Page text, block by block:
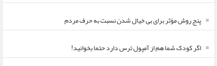
پنج روش مؤثر برای بی خیال شدن نسبت به حرف مردم
اگر کودک شما هم از آمپول ترس دارد حتما بخوانید!